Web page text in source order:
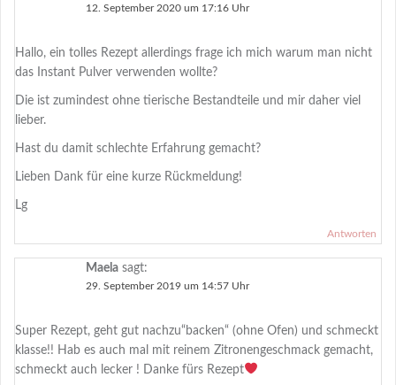
12. September 2020 um 17:16 Uhr
Hallo, ein tolles Rezept allerdings frage ich mich warum man nicht
das Instant Pulver verwenden wollte?
Die ist zumindest ohne tierische Bestandteile und mir daher viel
lieber.
Hast du damit schlechte Erfahrung gemacht?
Lieben Dank für eine kurze Rückmeldung!
Lg
Antworten
Maela sagt:
29. September 2019 um 14:57 Uhr
Super Rezept, geht gut nachzu“backen“ (ohne Ofen) und schmeckt
klasse!! Hab es auch mal mit reinem Zitronengeschmack gemacht,
schmeckt auch lecker ! Danke fürs Rezept